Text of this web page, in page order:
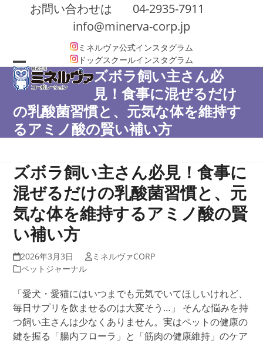
お問い合わせは
04-2935-7911
info@minerva-corp.jp
ミネルヴァ公式インスタグラム
ドッグスクールインスタグラム
Open
mobile
menu
Close
mobile
menu
ズボラ飼い主さん必
見！食事に混ぜるだけ
の乳酸菌習慣と、元気な体を維持す
るアミノ酸の賢い補い方
ズボラ飼い主さん必見！食事に
混ぜるだけの乳酸菌習慣と、元
気な体を維持するアミノ酸の賢
い補い方
2026年3月3日
ミネルヴァCORP
ペットジャーナル
「愛犬・愛猫にはいつまでも元気でいてほしいけれど、
毎日サプリを飲ませるのは大変そう…」 そんな悩みを持
つ飼い主さんは少なくありません。実はペットの健康の
鍵を握る「腸内フローラ」と「筋肉の健康維持」のケア